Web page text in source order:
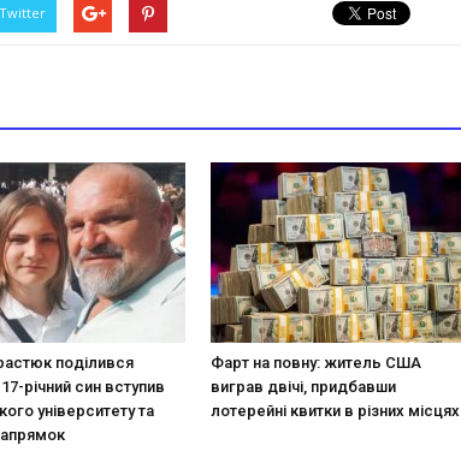
Twitter
поділився
річний син вступив
університету та
Фарт на повну: житель США
виграв двічі, придбавши
лотерейні квитки в різних місцях